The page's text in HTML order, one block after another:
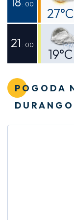
: 00
27°C
27°C
21 : 00
19°C
POGODA
DURANGO